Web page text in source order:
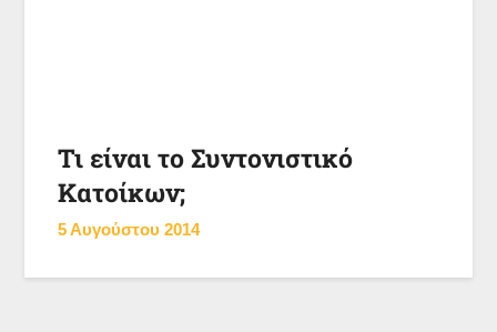
Τι είναι το Συντονιστικό
Κατοίκων;
5 Αυγούστου 2014